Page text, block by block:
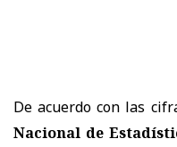
De acuerdo con las
Nacional de